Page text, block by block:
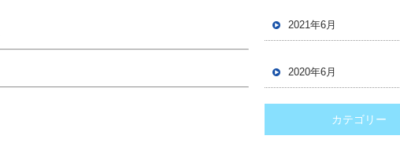
2021年6月
2020年6月
カテゴリー